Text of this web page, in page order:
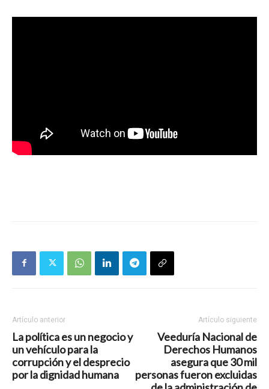
Artículo anterior
La política es un negocio y
un vehículo para la
corrupción y el desprecio
por la dignidad humana
Artículo siguiente
Veeduría Nacional de
Derechos Humanos
asegura que 30 mil
personas fueron excluidas